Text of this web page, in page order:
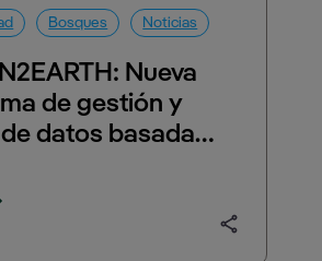
Bosques Noticias
Nueva
de gestión y
datos basada…